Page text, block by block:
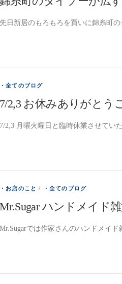
先日新居のもろもろを買いに錦糸町
・全てのブログ
7/2,3 お休みありがとう
7/2,3 月曜火曜日と臨時休業させてい
・お店のこと / ・全てのブログ
Mr.Sugar ハンドメイド雑
Mr.Sugarでは作家さんのハンドメイ